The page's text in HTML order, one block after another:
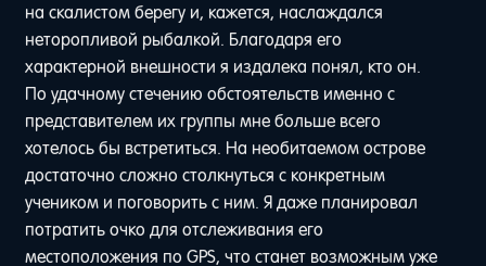
на скалистом берегу и, кажется, наслаждался
неторопливой рыбалкой. Благодаря его
характерной внешности я издалека понял, кто он.
По удачному стечению обстоятельств именно с
представителем их группы мне больше всего
хотелось бы встретиться. На необитаемом острове
достаточно сложно столкнуться с конкретным
учеником и поговорить с ним. Я даже планировал
потратить очко для отслеживания его
местоположения по GPS, что станет возможным уже